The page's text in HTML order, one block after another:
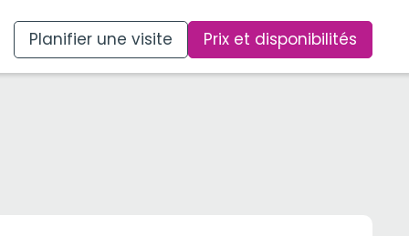
Planifier une visite Prix et disponibilités